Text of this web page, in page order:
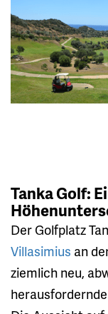
Tanka Golf:
Der Golfplatz
Villasimius an
ziemlich neu,